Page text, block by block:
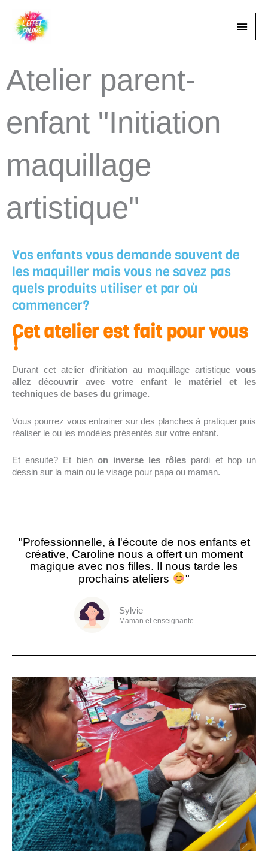
contenu
Menu
Atelier parent-
enfant "Initiation
maquillage
artistique"
Vos enfants vous demande souvent de
les maquiller mais vous ne savez pas
quels produits utiliser et par où
commencer?
Cet atelier est fait pour vous
!
Durant cet atelier d’initiation au maquillage artistique vous
allez découvrir avec votre enfant le matériel et les
techniques de bases du grimage.
Vous pourrez vous entrainer sur des planches à pratiquer puis
réaliser le ou les modèles présentés sur votre enfant.
Et ensuite? Et bien on inverse les rôles pardi et hop un
dessin sur la main ou le visage pour papa ou maman.
"Professionnelle, à l'écoute de nos enfants et
créative, Caroline nous a offert un moment
magique avec nos filles. Il nous tarde les
prochains ateliers
"
Sylvie
Maman et enseignante